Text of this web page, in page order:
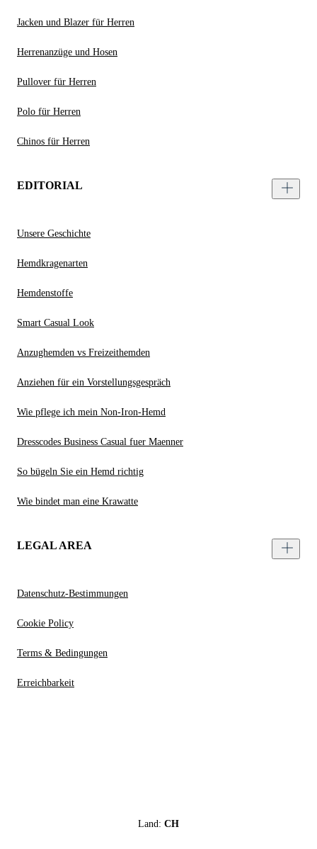
Jacken und Blazer für Herren
Herrenanzüge und Hosen
Pullover für Herren
Polo für Herren
Chinos für Herren
EDITORIAL
Unsere Geschichte
Hemdkragenarten
Hemdenstoffe
Smart Casual Look
Anzughemden vs Freizeithemden
Anziehen für ein Vorstellungsgespräch
Wie pflege ich mein Non-Iron-Hemd
Dresscodes Business Casual fuer Maenner
So bügeln Sie ein Hemd richtig
Wie bindet man eine Krawatte
LEGAL AREA
Datenschutz-Bestimmungen
Cookie Policy
Terms & Bedingungen
Erreichbarkeit
Land: CH